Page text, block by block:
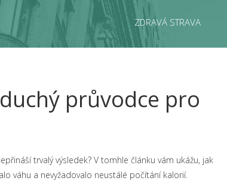
ZDRAVÁ STRAVA
průvodce pro
trvalý výsledek? V tomhle článku vám ukážu, jak
váhu a nevyžadovalo neustálé počítání kalorií.